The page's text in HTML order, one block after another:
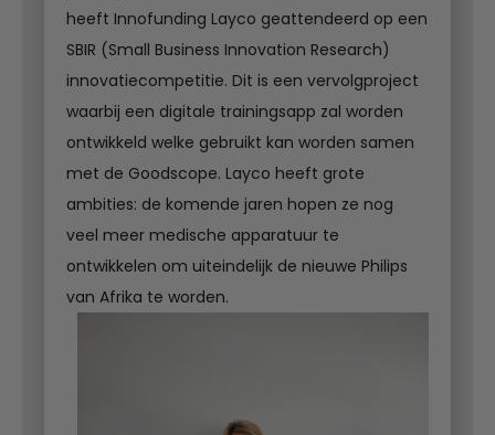
heeft Innofunding Layco geattendeerd op een
SBIR (Small Business Innovation Research)
innovatiecompetitie. Dit is een vervolgproject
waarbij een digitale trainingsapp zal worden
ontwikkeld welke gebruikt kan worden samen
met de Goodscope. Layco heeft grote
ambities: de komende jaren hopen ze nog
veel meer medische apparatuur te
ontwikkelen om uiteindelijk de nieuwe Philips
van Afrika te worden.